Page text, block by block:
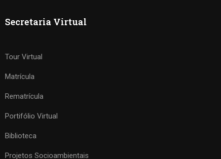
Secretaria Virtual
Tour Virtual
Matrícula
Rematrícula
Portifólio Virtual
Biblioteca
Projetos Socioambientais